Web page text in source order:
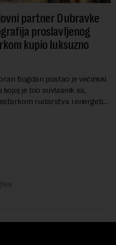
partner Dubravke
proslavljenog
kupio luksuzno
Bogdan postao je većinski
je bio suvlasnik sa,
rudarstva i energetike